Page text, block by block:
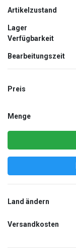
Artikelzustand
Lager
Verfügbarkeit
Bearbeitungszeit
Preis
Menge
Land ändern
Versandkosten